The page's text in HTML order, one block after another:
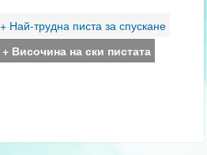
+ Най-трудна писта за спускане
+ Височина на ски пистата